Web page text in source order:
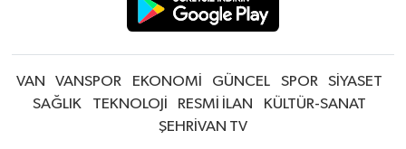
VAN VANSPOR EKONOMİ GÜNCEL SPOR
SİYASET
SAĞLIK
TEKNOLOJİ RESMİ İLAN
KÜLTÜR-SANAT
ŞEHRİVAN TV